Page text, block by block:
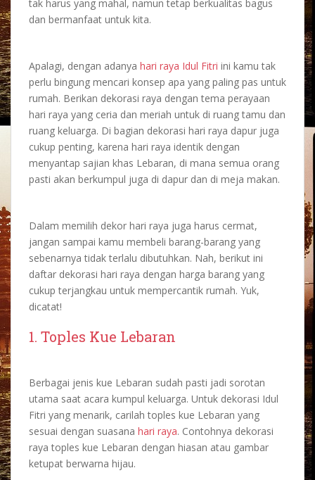
tak harus yang mahal, namun tetap berkualitas bagus
dan bermanfaat untuk kita.
Apalagi, dengan adanya hari raya Idul Fitri ini kamu tak
perlu bingung mencari konsep apa yang paling pas untuk
rumah. Berikan dekorasi raya dengan tema perayaan
hari raya yang ceria dan meriah untuk di ruang tamu dan
ruang keluarga. Di bagian dekorasi hari raya dapur juga
cukup penting, karena hari raya identik dengan
menyantap sajian khas Lebaran, di mana semua orang
pasti akan berkumpul juga di dapur dan di meja makan.
Dalam memilih dekor hari raya juga harus cermat,
jangan sampai kamu membeli barang-barang yang
sebenarnya tidak terlalu dibutuhkan. Nah, berikut ini
daftar dekorasi hari raya dengan harga barang yang
cukup terjangkau untuk mempercantik rumah. Yuk,
dicatat!
1. Toples Kue Lebaran
Berbagai jenis kue Lebaran sudah pasti jadi sorotan
utama saat acara kumpul keluarga. Untuk dekorasi Idul
Fitri yang menarik, carilah toples kue Lebaran yang
sesuai dengan suasana hari raya. Contohnya dekorasi
raya toples kue Lebaran dengan hiasan atau gambar
ketupat berwarna hijau.